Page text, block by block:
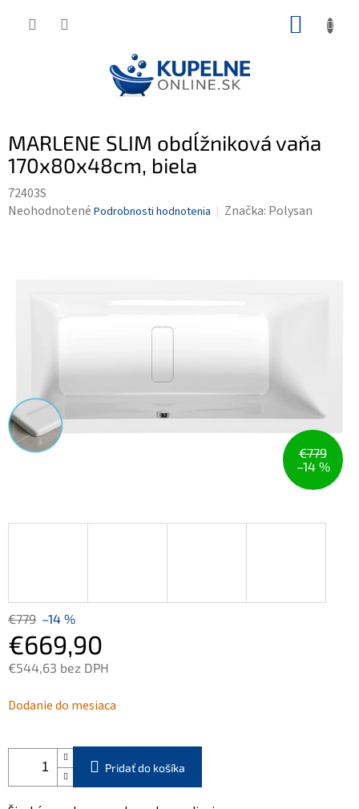
MARLENE SLIM obdĺžniková vaňa
170x80x48cm, biela
72403S
Priemerné
Neohodnotené Podrobnosti hodnotenia Značka: Polysan
€779
–14 %
€779 –14 %
€669,90
€544,63 bez DPH
cena:
Dodanie do mesiaca
Pridať do košíka